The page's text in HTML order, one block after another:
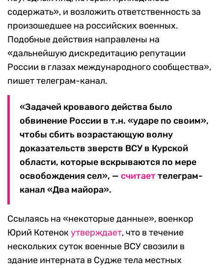
содержать», и возложить ответственность за
произошедшее на российских военных.
Подобные действия направлены на
«дальнейшую дискредитацию репутации
России в глазах международного сообщества»,
пишет телеграм-канал.
«Задачей кровавого действа было
обвинение России в т.н. «ударе по своим»,
чтобы сбить возрастающую волну
доказательств зверств ВСУ в Курской
области, которые вскрываются по мере
освобождения сел», — считаеттелеграм-
канал «Два майора».
Ссылаясь на «некоторые данные», военкор
Юрий Котенокутверждает, что в течение
нескольких суток военные ВСУ свозили в
здание интерната в Судже тела местных